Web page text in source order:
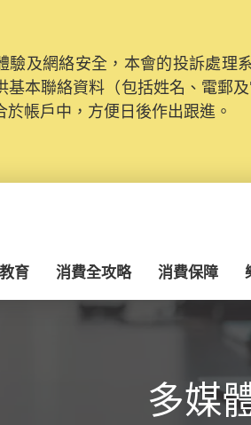
驗及網絡安全，本會的投訴處理
基本聯絡資料（包括姓名、電郵
於帳戶中，方便日後作出跟進。
育 消費全攻略 消費保障
多媒